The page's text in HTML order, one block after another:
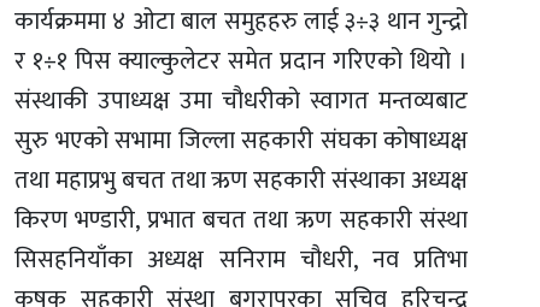
कार्यक्रममा ४ ओटा बाल समुहहरु लाई ३÷३ थान गुन्द्रो
र १÷१ पिस क्याल्कुलेटर समेत प्रदान गरिएको थियो ।
संस्थाकी उपाध्यक्ष उमा चौधरीको स्वागत मन्तव्यबाट
सुरु भएको सभामा जिल्ला सहकारी संघका कोषाध्यक्ष
तथा महाप्रभु बचत तथा ऋण सहकारी संस्थाका अध्यक्ष
किरण भण्डारी, प्रभात बचत तथा ऋण सहकारी संस्था
सिसहनियाँका अध्यक्ष सनिराम चौधरी, नव प्रतिभा